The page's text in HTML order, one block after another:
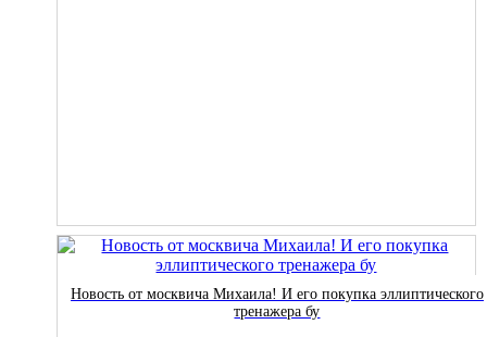
Новость от москвича Михаила! И его покупка эллиптического
тренажера бу